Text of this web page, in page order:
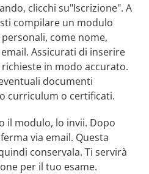
clicchi su"Iscrizione". A
compilare un modulo
come nome,
Assicurati di inserire
in modo accurato.
documenti
curriculum o certificati.
il modulo, lo invii. Dopo
via email. Questa
conservala. Ti servirà
per il tuo esame.